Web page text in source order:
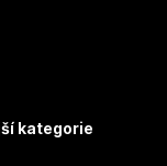
kategorie